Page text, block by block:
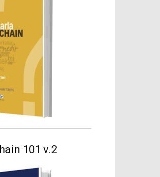
101 v.2